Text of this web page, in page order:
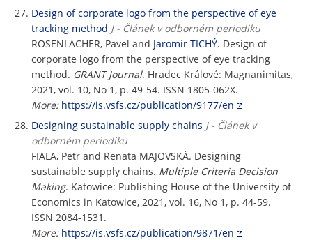
Design of corporate logo from the perspective of eye
tracking method J - Článek v odborném periodiku
ROSENLACHER, Pavel and Jaromír TICHÝ. Design of
corporate logo from the perspective of eye tracking
method. GRANT Journal. Hradec Králové: Magnanimitas,
2021, vol. 10, No 1, p. 49-54. ISSN 1805-062X.
More: https://is.vsfs.cz/publication/9177/en
Designing sustainable supply chains J - Článek v
odborném periodiku
FIALA, Petr and Renata MAJOVSKÁ. Designing
sustainable supply chains. Multiple Criteria Decision
Making. Katowice: Publishing House of the University of
Economics in Katowice, 2021, vol. 16, No 1, p. 44-59.
ISSN 2084-1531.
More: https://is.vsfs.cz/publication/9871/en